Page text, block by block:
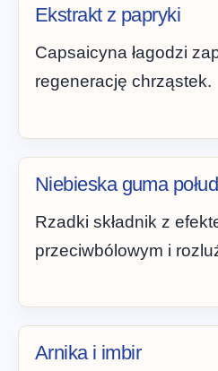
Ekstrakt z papryki
Capsaicyna łagodzi
regenerację chrząstek.
Niebieska guma
Rzadki składnik z
przeciwbólowym i
Arnika i imbir